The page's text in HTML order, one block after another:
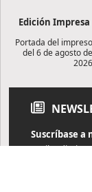
Edición Impresa
Portada del impreso
del 6 de agosto de
2026
Suscríbase
Reciba